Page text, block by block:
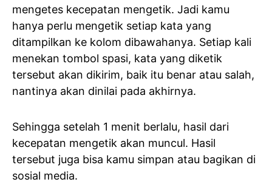
mengetes kecepatan mengetik. Jadi kamu
hanya perlu mengetik setiap kata yang
ditampilkan ke kolom dibawahanya. Setiap kali
menekan tombol spasi, kata yang diketik
tersebut akan dikirim, baik itu benar atau salah,
nantinya akan dinilai pada akhirnya.
Sehingga setelah 1 menit berlalu, hasil dari
kecepatan mengetik akan muncul. Hasil
tersebut juga bisa kamu simpan atau bagikan di
sosial media.